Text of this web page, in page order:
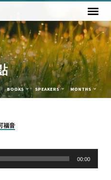
BOOKS SPEAKERS MONTHS
福音
00:00